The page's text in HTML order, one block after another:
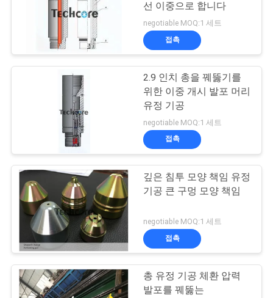
우
사
PRIVACY
POLICY
RD 회람 벨브
유정 완료 공구
교량 마개
선 이중으로 합니다
negotiable MOQ:1 세트
접촉
2.9 인치 총을 꿰뚫기를
위한 이중 개시 발포 머리
유정 기공
negotiable MOQ:1 세트
접촉
깊은 침투 모양 책임 유정
기공 큰 구멍 모양 책임
negotiable MOQ:1 세트
접촉
총 유정 기공 체환 압력
발포를 꿰뚫는